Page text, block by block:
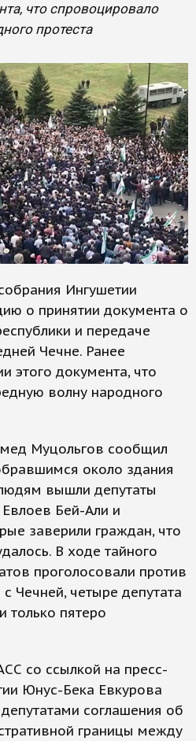
что спровоцировало
протеста
Ингушетии
о принятии документа о
и передаче
Чечне. Ранее
этого документа, что
волну народного
Муцольгов сообщил
около здания
вышли депутаты
Бей-Али и
заверили граждан, что
В ходе тайного
проголосовали против
Чечней, четыре депутата
только пятеро
со ссылкой на пресс-
Юнус-Бека Евкурова
соглашения об
границы между